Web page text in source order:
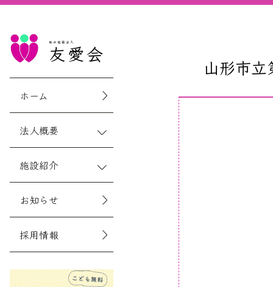
社会福祉法人
友愛会
ホーム
法人概要
施設紹介
お知らせ
採用情報
山形市